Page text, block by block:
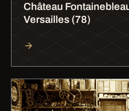
Château
Versailles (78)